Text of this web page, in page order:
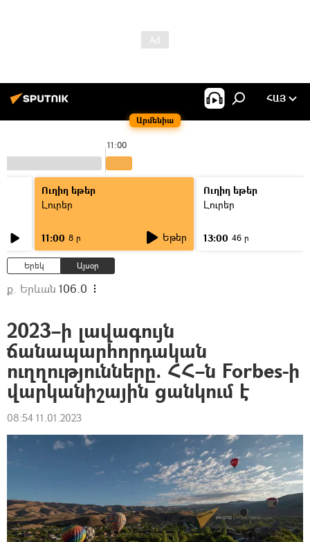
Արմենիա
ՀԱՅ
11:00
Ուղիղ եթեր
Լուրեր
11:00 8 ր Եթեր
Ուղիղ եթեր
Լուրեր
13:00 46 ր
Երեկ Այսօր
ք. Երևան 106.0
2023–ի լավագույն
ճանապարհորդական
ուղղությունները. ՀՀ–ն Forbes-ի
վարկանիշային ցանկում է
08:54 11.01.2023